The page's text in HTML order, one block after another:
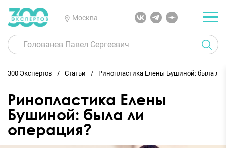
Москва
300 Экспертов Статьи Ринопластика Елены Бушиной: была ли
Ринопластика Елены
Бушиной: была ли
операция?